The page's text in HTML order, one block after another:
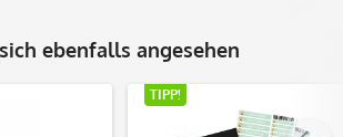
ebenfalls angesehen
TIPP!